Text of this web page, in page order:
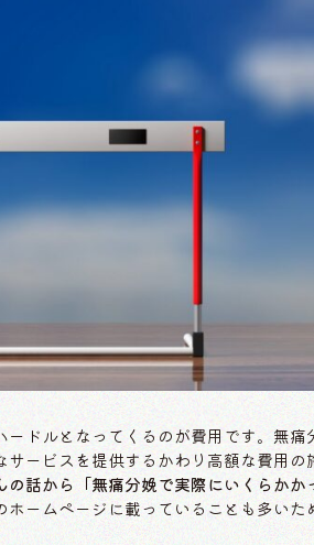
ドルとなってくるのが費用です。無
ービスを提供するかわり高額な費用の
話から「無痛分娩で実際にいくらかか
ームページに載っていることも多いた